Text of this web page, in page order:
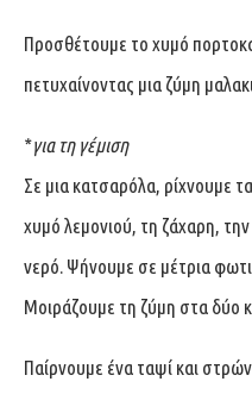
Προσθέτουμε το χυμό
πετυχαίνοντας μια ζύμη
*για τη γέμιση
Σε μια κατσαρόλα, ρίχνουμε
χυμό λεμονιού, τη ζάχαρη,
νερό. Ψήνουμε σε μέτρια
Μοιράζουμε τη ζύμη στα δύο
Παίρνουμε ένα ταψί και